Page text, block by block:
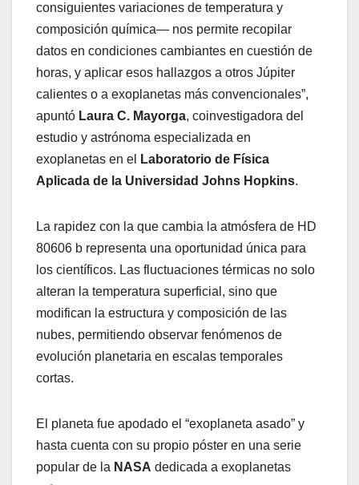
consiguientes variaciones de temperatura y
composición química— nos permite recopilar
datos en condiciones cambiantes en cuestión de
horas, y aplicar esos hallazgos a otros Júpiter
calientes o a exoplanetas más convencionales”,
apuntó Laura C. Mayorga, coinvestigadora del
estudio y astrónoma especializada en
exoplanetas en el
Laboratorio de Física
Aplicada de la Universidad Johns Hopkins.
La rapidez con la que cambia la atmósfera de HD
80606 b representa una oportunidad única para
los científicos. Las fluctuaciones térmicas no solo
alteran la temperatura superficial, sino que
modifican la estructura y composición de las
nubes, permitiendo observar fenómenos de
evolución planetaria en escalas temporales
cortas.
El planeta fue apodado el “exoplaneta asado” y
hasta cuenta con su propio póster en una serie
popular de la NASA dedicada a exoplanetas